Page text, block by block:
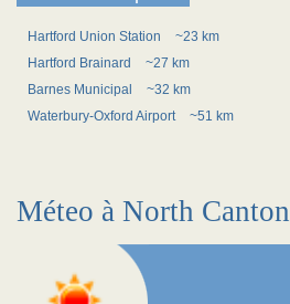
Hartford Union Station
~23 km
Hartford Brainard
~27 km
Barnes Municipal
~32 km
Waterbury-Oxford Airport
~51 km
Méteo à North Canton